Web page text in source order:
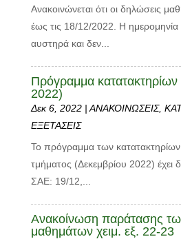
Ανακοινώνεται ότι οι δηλώσεις
έως τις 18/12/2022. Η ημερομηνία
αυστηρά και δεν...
Πρόγραμμα
2022)
Δεκ 6, 2022| ΑΝΑΚΟΙΝΩΣΕΙΣ,
ΕΞΕΤΑΣΕΙΣ
Το πρόγραμμα των
τμήματος (Δεκεμβρίου 2022) έχει
ΣΑΕ: 19/12,...
Ανακοίνωση παράτασης
μαθημάτων χειμ. εξ. 22-23